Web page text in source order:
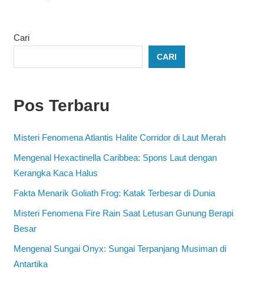
Cari
CARI
Pos Terbaru
Misteri Fenomena Atlantis Halite Corridor di Laut Merah
Mengenal Hexactinella Caribbea: Spons Laut dengan
Kerangka Kaca Halus
Fakta Menarik Goliath Frog: Katak Terbesar di Dunia
Misteri Fenomena Fire Rain Saat Letusan Gunung Berapi
Besar
Mengenal Sungai Onyx: Sungai Terpanjang Musiman di
Antartika